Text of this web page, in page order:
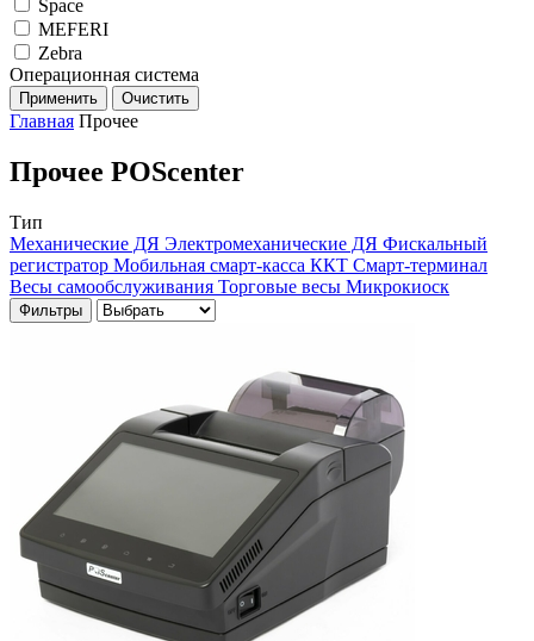
Space
MEFERI
Zebra
Операционная система
Применить Очистить
Главная Прочее
Прочее POScenter
Тип
Механические ДЯ Электромеханические ДЯ Фискальный
регистратор Мобильная смарт-касса ККТ Смарт-терминал
Весы самообслуживания Торговые весы Микрокиоск
Фильтры